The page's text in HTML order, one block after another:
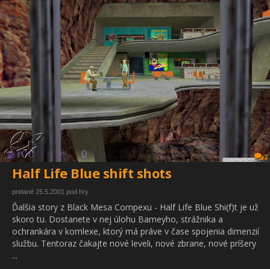
2
Half Life Blue shift shots
pridané 25.5.2001 pod hry
Ďalšia story z Black Mesa Compexu - Half Life Blue Shi(f)t je už
skoro tu. Dostanete v nej úlohu Barneyho, strážnika a
ochrankára v komlexe, ktorý má práve v čase spojenia dimenzií
službu. Tentoraz čakajte nové leveli, nové zbrane, nové príšery
...